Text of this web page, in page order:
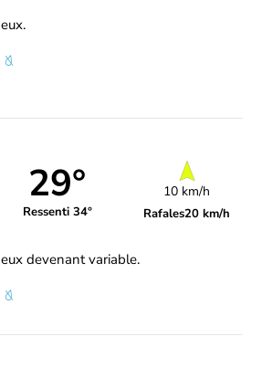
29°
Ressenti 34°
10 km/h
Rafales20 km/h
devenant variable.